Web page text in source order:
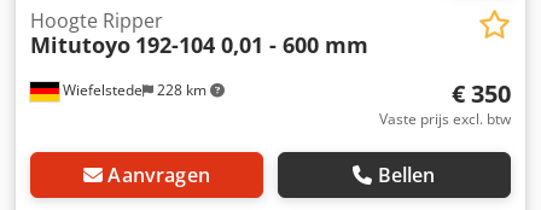
Wiefelstede 228 km
Hoogte Ripper
Mitutoyo 192-104 0,01 - 600 mm
€ 350
Vaste prijs excl. btw
Aanvragen Bellen